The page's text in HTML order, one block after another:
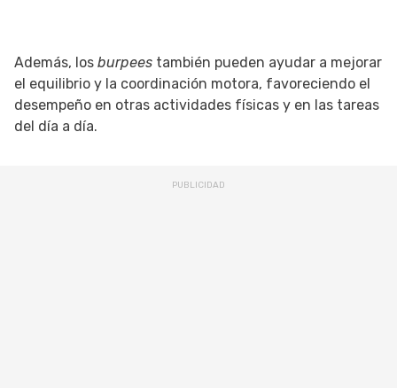
Además, los burpees también pueden ayudar a mejorar
el equilibrio y la coordinación motora, favoreciendo el
desempeño en otras actividades físicas y en las tareas
del día a día.